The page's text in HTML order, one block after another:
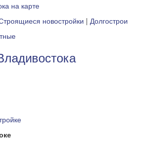
на карте
новостройки | Долгострои